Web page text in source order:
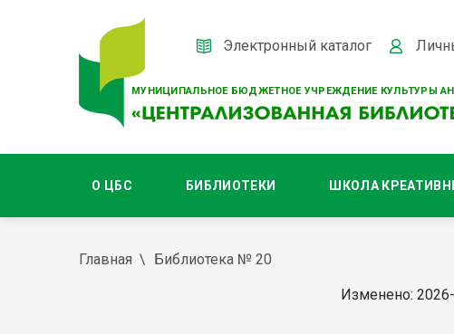
МУНИЦИПАЛЬНОЕ БЮДЖЕТНОЕ УЧРЕЖДЕНИЕ КУЛЬТУРЫ
Электронный каталог
О ЦБС БИБЛИОТЕКИ ШКОЛА
Главная Библиотека № 20
Изменено: